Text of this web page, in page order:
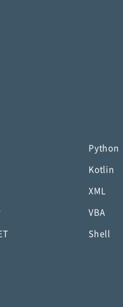
Python
Kotlin
XML
VBA
Shell